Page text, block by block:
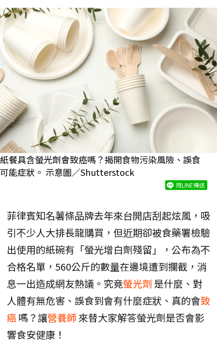
紙餐具含螢光劑會致癌嗎？揭開食物污染風險、誤食
可能症狀。 示意圖／Shutterstock
用LINE傳送
菲律賓知名薯條品牌去年來台開店刮起炫風，吸
引不少人大排長龍購買，但近期卻被食藥署檢驗
出使用的紙碗有「螢光增白劑殘留」，公布為不
合格名單，560公斤的數量在邊境遭到攔截，消
息一出造成網友熱議。究竟螢光劑 是什麼、對
人體有無危害、誤食到會有什麼症狀、真的會致
癌 嗎？讓營養師來替大家解答螢光劑是否會影
響食安健康！